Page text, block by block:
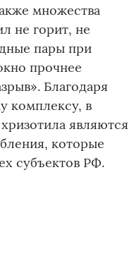
множества
не горит, не
пары при
прочнее
Благодаря
комплексу, в
являются
которые
субъектов РФ.